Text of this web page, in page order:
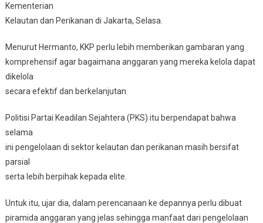
Kementerian
Kelautan dan Perikanan di Jakarta, Selasa.
Menurut Hermanto, KKP perlu lebih memberikan gambaran yang
komprehensif agar bagaimana anggaran yang mereka kelola dapat
dikelola
secara efektif dan berkelanjutan.
Politisi Partai Keadilan Sejahtera (PKS) itu berpendapat bahwa
selama
ini pengelolaan di sektor kelautan dan perikanan masih bersifat
parsial
serta lebih berpihak kepada elite.
Untuk itu, ujar dia, dalam perencanaan ke depannya perlu dibuat
piramida anggaran yang jelas sehingga manfaat dari pengelolaan